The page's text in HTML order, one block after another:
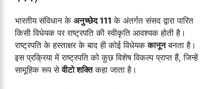
भारतीय संविधान के अनुच्छेद 111 के अंतर्गत संसद द्वारा पारित
किसी विधेयक पर राष्ट्रपति की स्वीकृति आवश्यक होती है।
राष्ट्रपति के हस्ताक्षर के बाद ही कोई विधेयककानूनबनता है।
इस प्रक्रिया में राष्ट्रपति को कुछ विशेष विकल्प प्राप्त हैं, जिन्हें
सामूहिक रूप सेवीटो शक्तिकहा जाता है।